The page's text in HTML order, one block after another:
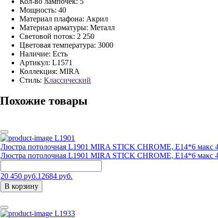
Мощность: 40
Материал плафона: Акрил
Материал арматуры: Металл
Световой поток: 2 250
Цветовая температура: 3000
Наличие: Есть
Артикул: L1571
Коллекция: MIRA
Стиль: Классический
Похожие товары
L1901
Люстра потолочная L1901 MIRA STICK CHROME, E14*6 макс
Люстра потолочная L1901 MIRA STICK CHROME, E14*6 макс
20 450 руб.12684 руб.
В корзину
L1933